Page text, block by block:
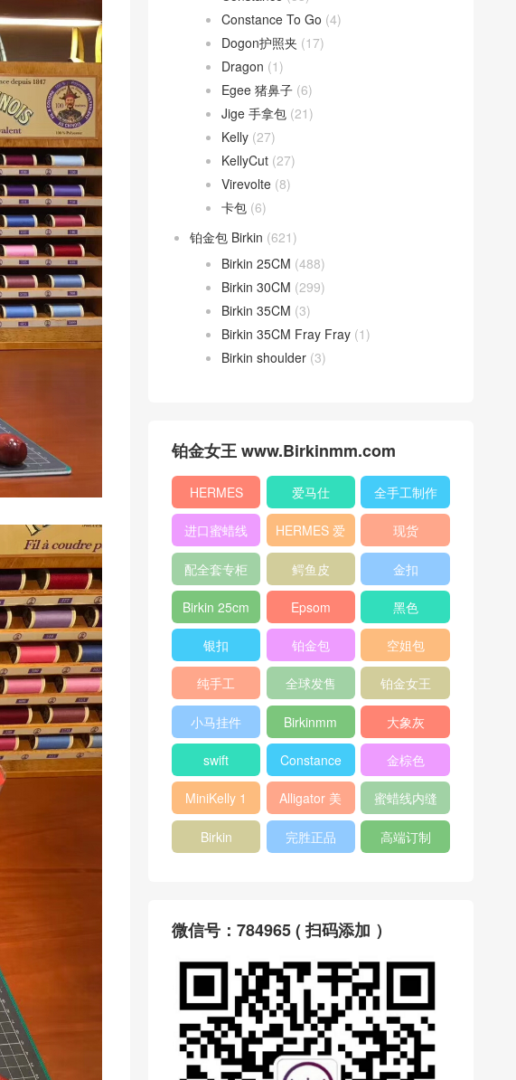
Constance To Go (4)
Dogon护照夹 (17)
Dragon (1)
Egee 猪鼻子 (6)
Jige 手拿包 (21)
Kelly (27)
KellyCut (27)
Virevolte (8)
卡包 (6)
铂金包 Birkin (621)
Birkin 25CM (488)
Birkin 30CM (299)
Birkin 35CM (3)
Birkin 35CM Fray Fray (1)
Birkin shoulder (3)
铂金女王 www.Birkinmm.com
HERMES 爱马仕 全手工制作
进口蜜蜡线
HERMES 爱
马仕
现货
配全套专柜
原版包装
鳄鱼皮 金扣
Birkin 25cm Epsom 黑色
银扣 铂金包 空姐包
纯手工 全球发售 铂金女王
小马挂件 Birkinmm 大象灰
swift Constance 金棕色
MiniKelly 1
Alligator 美
洲鳄
蜜蜡线内缝
Birkin 完胜正品 高端订制
微信号：784965 ( 扫码添加 ）